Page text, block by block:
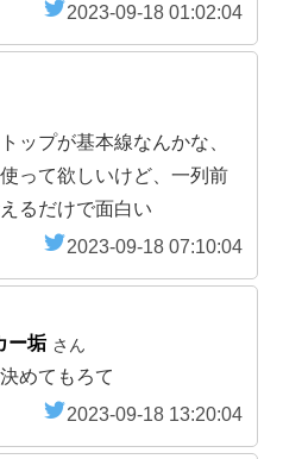
2023-09-18 01:02:04
ップが基本線なんかな、
って欲しいけど、一列前
るだけで面白い
2023-09-18 07:10:04
ー垢 さん
めてもろて
2023-09-18 13:20:04